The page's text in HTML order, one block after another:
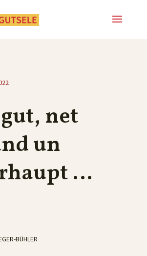
net
un
…
BÜHLER